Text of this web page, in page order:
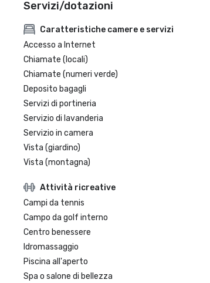
Servizi/dotazioni
Caratteristiche camere e servizi
Accesso a Internet
Chiamate (locali)
Chiamate (numeri verde)
Deposito bagagli
Servizi di portineria
Servizio di lavanderia
Servizio in camera
Vista (giardino)
Vista (montagna)
Attività ricreative
Campi da tennis
Campo da golf interno
Centro benessere
Idromassaggio
Piscina all'aperto
Spa o salone di bellezza